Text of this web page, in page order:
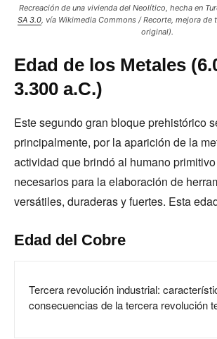
Recreación de una vivienda del Neolítico, hecha en
SA 3.0, vía Wikimedia Commons / Recorte, mejora de
original).
Edad de los Metales
3.300 a.C.)
Este segundo gran bloque prehistórico
principalmente, por la aparición de la
actividad que brindó al humano
necesarios para la elaboración de
versátiles, duraderas y fuertes. Esta
Edad del Cobre
Tercera revolución industrial:
consecuencias de la tercera revolución